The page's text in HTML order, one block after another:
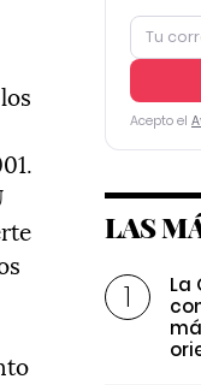
Acepto el
LAS
La